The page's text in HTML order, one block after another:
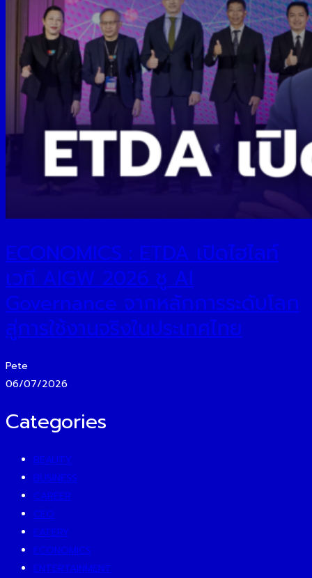
ECONOMICS : ETDA เปิดไฮไลท์
เวที AIGW 2026 ชู AI
Governance จากหลักการระดับโลก
สู่การใช้งานจริงในประเทศไทย
Pete
06/07/2026
Categories
BEAUTY
BUSINESS
CAREER
CEO
EATERY
ECONOMICS
ENTERTAINMENT